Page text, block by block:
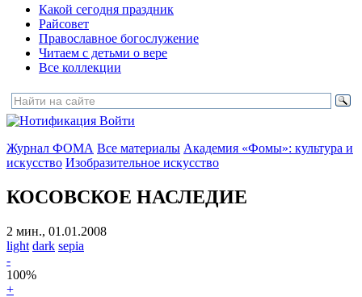
Какой сегодня праздник
Райсовет
Православное богослужение
Читаем с детьми о вере
Все коллекции
Войти
Журнал ФОМА Все материалы Академия «Фомы»: культура и
искусство Изобразительное искусство
КОСОВСКОЕ НАСЛЕДИЕ
2 мин., 01.01.2008
light dark sepia
-
100%
+